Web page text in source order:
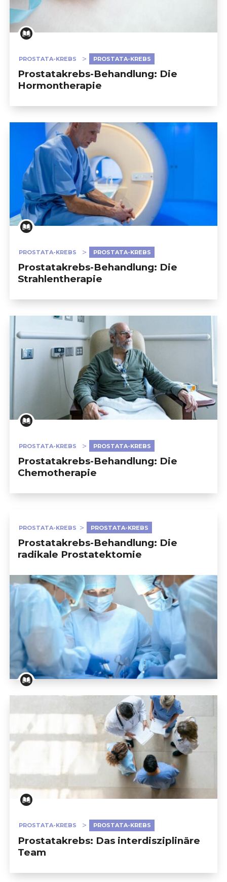
PROSTATA-KREBS PROSTATA-KREBS
Prostatakrebs-Behandlung: Die
Hormontherapie
PROSTATA-KREBS PROSTATA-KREBS
Prostatakrebs-Behandlung: Die
Strahlentherapie
PROSTATA-KREBS PROSTATA-KREBS
Prostatakrebs-Behandlung: Die
Chemotherapie
PROSTATA-KREBS PROSTATA-KREBS
Prostatakrebs-Behandlung: Die
radikale Prostatektomie
Prostatakrebs-Behandlung: Die radikale
PROSTATA-KREBS PROSTATA-KREBS
Prostatakrebs: Das interdisziplinäre
Team